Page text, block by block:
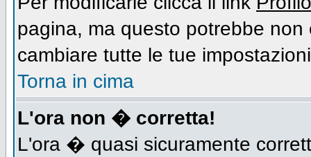
pagina, ma questo potrebbe
cambiare tutte le tue
Torna in cima
L'ora non � corretta!
L'ora � quasi sicuramente